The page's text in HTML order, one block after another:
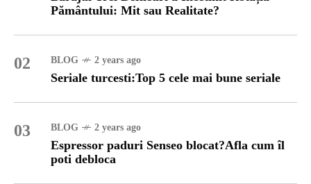
Pământului: Mit sau Realitate?
02 BLOG 2 years ago
Seriale turcesti:Top 5 cele mai bune seriale
03 BLOG 2 years ago
Espressor paduri Senseo blocat?Afla cum îl
poti debloca